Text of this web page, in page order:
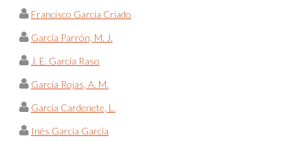
Francisco García Criado
García Parrón, M. J.
J. E. García Raso
García Rojas, A. M.
García Cardenete, L.
Inés García García